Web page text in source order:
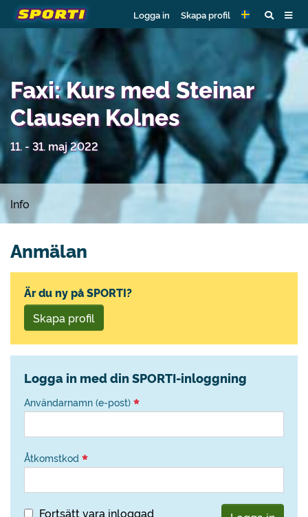
Logga in Skapa profil
Faxi: Kurs med Steinar
Clausen Kolnes
11. - 31. maj 2022
Info
Anmälan
Är du ny på SPORTI?
Skapa profil
Logga in med din SPORTI-inloggning
Användarnamn (e-post)
Åtkomstkod
Fortsätt vara inloggad